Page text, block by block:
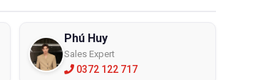
Phú Huy
Sales Expert
0372 122 717